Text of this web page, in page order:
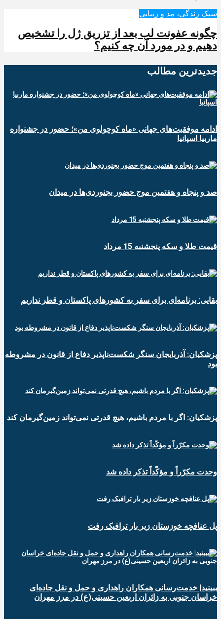
سبک زندگی، مد و زیبایی
چگونه عفونت لب بعد از تزریق ژل را تشخیص
دهیم و در مورد آن چه کنیم؟
جدیدترین‌ مطالب
ادامه موفقیت‌های جهانی «ماه کوچولوی من»؛ حضور در جشنواره
ماربیا اسپانیا
صد و پنجاه و هفتمین موج حضور بجنوردی‌ها در میدان
قیمت طلا و سکه پنجشنبه 15 مرداد
بقایی: برنامه‌ای برای سفر به کشورهای پاکستان و قطر نداریم
پزشکیان: آذربایجان سنگر شکست‌ناپذیر دفاع از قانون در مشروطه
بود
پزشکیان: اگر با مردم باشیم، هیچ قدرتی نمی‌تواند زمین‌گیرمان کند
وحدت مکرّراً و مؤکّداً تذکر داده شد
پل عنافچه خوزستان زیر بار ترافیک رفت
ببینید| خدمت‌رسانی همکاران راهداری و حمل و نقل جاده‌ای
خراسان جنوبی به زائران اربعین حسینی(ع) در مرز مهران